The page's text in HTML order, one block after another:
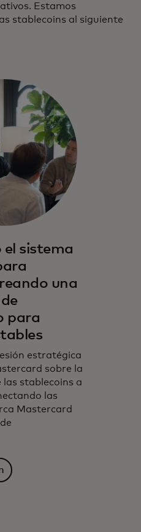
Estamos
stablecoins al siguiente
sistema
una
para
estratégica
sobre la
las stablecoins a
las
Mastercard